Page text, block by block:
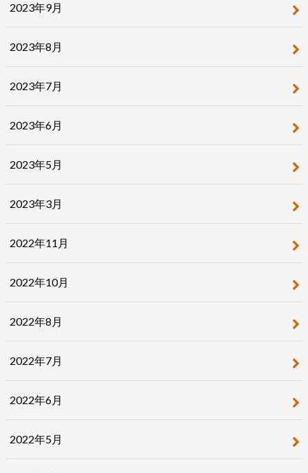
2023年9月
2023年8月
2023年7月
2023年6月
2023年5月
2023年3月
2022年11月
2022年10月
2022年8月
2022年7月
2022年6月
2022年5月